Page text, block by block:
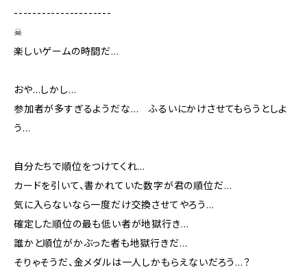
---------------------
☠
楽しいゲームの時間だ…
おや…しかし…
参加者が多すぎるようだな… ふるいにかけさせてもらうとしよ
う…
自分たちで順位をつけてくれ…
カードを引いて、書かれていた数字が君の順位だ…
気に入らないなら一度だけ交換させてやろう…
確定した順位の最も低い者が地獄行き…
誰かと順位がかぶった者も地獄行きだ…
そりゃそうだ、金メダルは一人しかもらえないだろう…？